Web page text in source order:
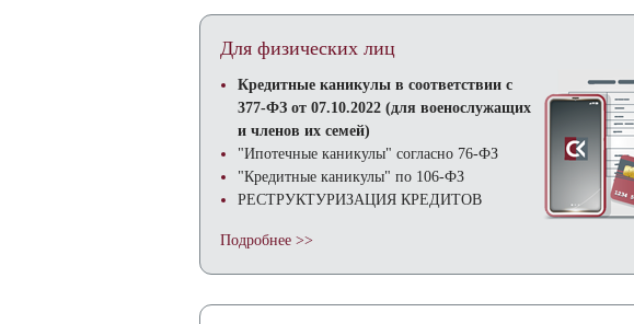
Для физических лиц
Кредитные каникулы в соответствии с
377-ФЗ от 07.10.2022 (для военослужащих
и членов их семей)
"Ипотечные каникулы" согласно 76-ФЗ
"Кредитные каникулы" по 106-ФЗ
РЕСТРУКТУРИЗАЦИЯ КРЕДИТОВ
Подробнее >>